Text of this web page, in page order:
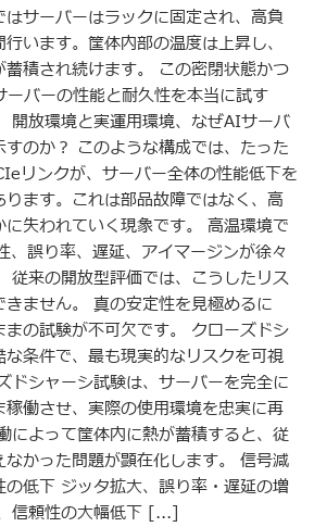
サーバーはラックに固定され、高負
います。筐体内部の温度は上昇し、
積され続けます。 この密閉状態かつ
バーの性能と耐久性を本当に試す
開放環境と実運用環境、なぜAIサーバ
のか？ このような構成では、たった
リンクが、サーバー全体の性能低下を
ます。これは部品故障ではなく、高
失われていく現象です。 高温環境で
、誤り率、遅延、アイマージンが徐々
従来の開放型評価では、こうしたリス
ません。 真の安定性を見極めるに
の試験が不可欠です。 クローズドシ
条件で、最も現実的なリスクを可視
ドシャーシ試験は、サーバーを完全に
働させ、実際の使用環境を忠実に再
によって筐体内に熱が蓄積すると、従
かった問題が顕在化します。 信号減
低下 ジッタ拡大、誤り率・遅延の増
信頼性の大幅低下 [...]